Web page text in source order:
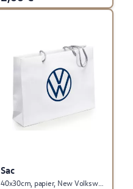
Sac
40x30cm, papier, New Volkswagen, collection produits publicitaires